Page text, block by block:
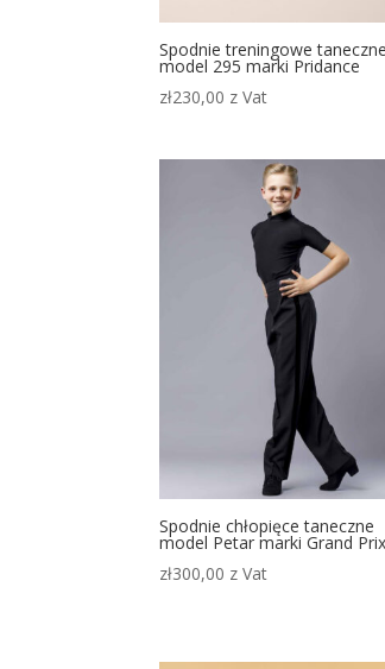
Spodnie treningowe taneczne
model 295 marki Pridance
zł230,00 z Vat
Spodnie chłopięce taneczne
model Petar marki Grand Prix
zł300,00 z Vat